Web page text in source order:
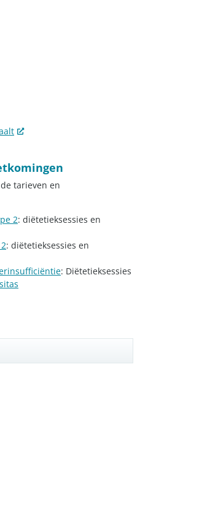
tarieven en
2: diëtetieksessies en
: diëtetieksessies en
: Diëtetieksessies